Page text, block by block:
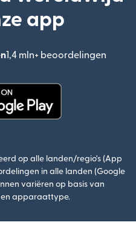
app
1,4 mln+ beoordelingen
op alle landen/regio's (App
in alle landen (Google
variëren op basis van
apparaattype.